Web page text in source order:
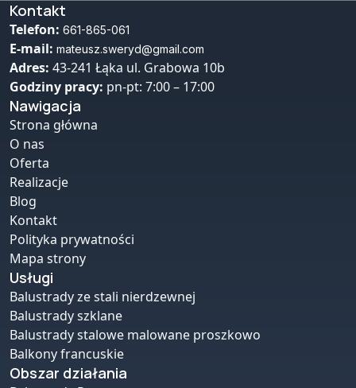
Kontakt
Telefon: 661-865-061
E-mail: mateusz.sweryd@gmail.com
Adres: 43-241 Łąka ul. Grabowa 10b
Godziny pracy: pn-pt: 7:00 – 17:00
Nawigacja
Strona główna
O nas
Oferta
Realizacje
Blog
Kontakt
Polityka prywatności
Mapa strony
Usługi
Balustrady ze stali nierdzewnej
Balustrady szklane
Balustrady stalowe malowane proszkowo
Balkony francuskie
Obszar działania